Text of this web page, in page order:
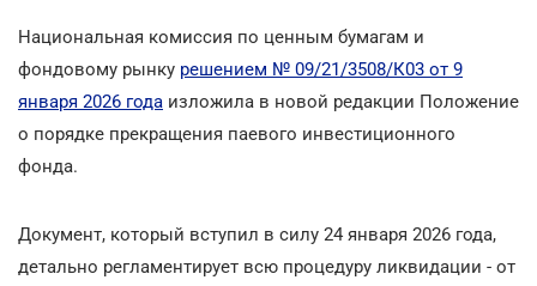
Национальная комиссия по ценным бумагам и
фондовому рынку решением № 09/21/3508/К03 от 9
января 2026 года изложила в новой редакции Положение
о порядке прекращения паевого инвестиционного
фонда.
Документ, который вступил в силу 24 января 2026 года,
детально регламентирует всю процедуру ликвидации - от